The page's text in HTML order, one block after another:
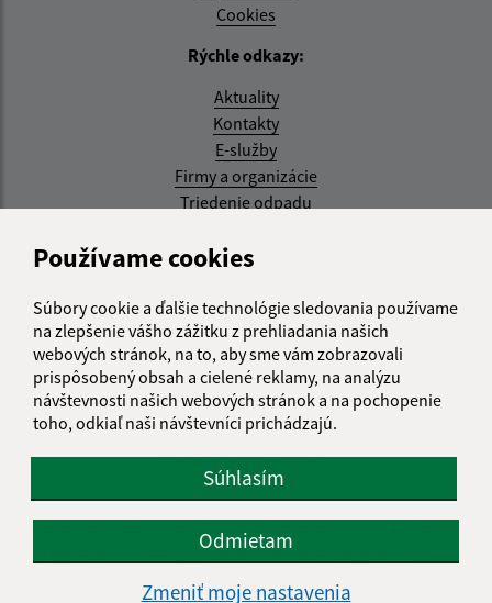
Používame cookies
Súbory cookie a ďalšie technológie sledovania používame
na zlepšenie vášho zážitku z prehliadania našich
webových stránok, na to, aby sme vám zobrazovali
prispôsobený obsah a cielené reklamy, na analýzu
návštevnosti našich webových stránok a na pochopenie
toho, odkiaľ naši návštevníci prichádzajú.
Súhlasím
Odmietam
Zmeniť moje nastavenia
Cookies
Rýchle odkazy:
Aktuality
Kontakty
E-služby
Firmy a organizácie
Triedenie odpadu
Aktualizované:
RSS
Správca obsahu:
Správca obsahu je Obec Kysak.
Vytvorené v súlade sJednotným dizajn manuálom
elektronických služieb.
web portál webhosting webex.digital, s.r.o.
domény
spoločnosť webex.digital, s.r.o.
Technický prevádzkovateľ: